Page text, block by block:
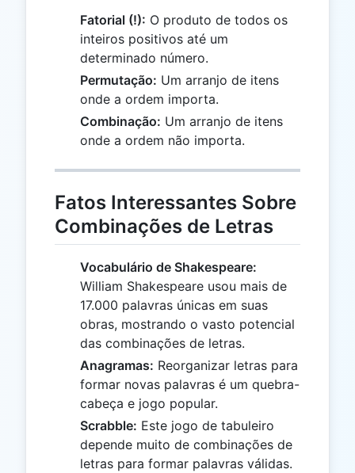
Fatorial (!): O produto de todos os
inteiros positivos até um
determinado número.
Permutação: Um arranjo de itens
onde a ordem importa.
Combinação: Um arranjo de itens
onde a ordem não importa.
Fatos Interessantes Sobre
Combinações de Letras
Vocabulário de Shakespeare:
William Shakespeare usou mais de
17.000 palavras únicas em suas
obras, mostrando o vasto potencial
das combinações de letras.
Anagramas: Reorganizar letras para
formar novas palavras é um quebra-
cabeça e jogo popular.
Scrabble: Este jogo de tabuleiro
depende muito de combinações de
letras para formar palavras válidas.